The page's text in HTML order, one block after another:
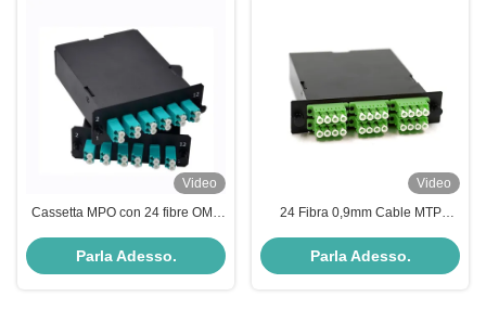
Video
Cassetta MPO con 24 fibre OM3
fibra di vetro Corning
ClearCurve®
Parla Adesso.
Video
24 Fibra 0,9mm Cable MTP
Adapter Patch Cord polacco
Parla Adesso.